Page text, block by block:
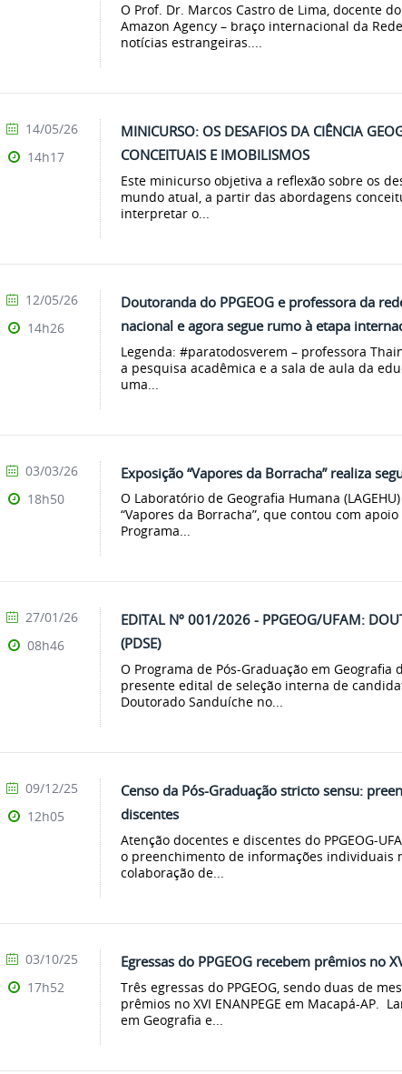
O Prof. Dr. Marcos Castro de Lima, docente
Amazon Agency – braço internacional da
notícias estrangeiras....
MINICURSO: OS DESAFIOS DA CIÊNCIA
CONCEITUAIS E IMOBILISMOS
Este minicurso objetiva a reflexão sobre os
mundo atual, a partir das abordagens
interpretar o...
14/05/26
14h17
Doutoranda do PPGEOG e professora da
nacional e agora segue rumo à etapa
Legenda: #paratodosverem – professora
a pesquisa acadêmica e a sala de aula da
uma...
12/05/26
14h26
Exposição “Vapores da Borracha” realiza
O Laboratório de Geografia Humana
“Vapores da Borracha”, que contou com
Programa...
03/03/26
18h50
EDITAL Nº 001/2026 - PPGEOG/UFAM:
(PDSE)
O Programa de Pós-Graduação em Geografia
presente edital de seleção interna de
Doutorado Sanduíche no...
27/01/26
08h46
Censo da Pós-Graduação stricto sensu:
discentes
Atenção docentes e discentes do PPGEOG-
o preenchimento de informações individuais
colaboração de...
09/12/25
12h05
Egressas do PPGEOG recebem prêmios no
Três egressas do PPGEOG, sendo duas de
prêmios no XVI ENANPEGE em Macapá-AP.
em Geografia e...
03/10/25
17h52